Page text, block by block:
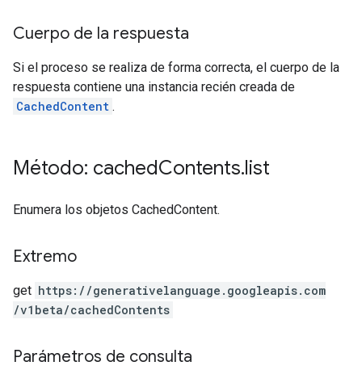
Cuerpo de la respuesta
Si el proceso se realiza de forma correcta, el cuerpo de la
respuesta contiene una instancia recién creada de
CachedContent .
Método: cachedContents.list
Enumera los objetos CachedContent.
Extremo
get https: / /generativelanguage.googleapis.com
/v1beta/cachedContents
Parámetros de consulta